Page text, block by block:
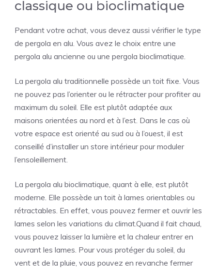
classique ou bioclimatique
Pendant votre achat, vous devez aussi vérifier le type
de pergola en alu. Vous avez le choix entre une
pergola alu ancienne ou une pergola bioclimatique.
La pergola alu traditionnelle possède un toit fixe. Vous
ne pouvez pas l’orienter ou le rétracter pour profiter au
maximum du soleil. Elle est plutôt adaptée aux
maisons orientées au nord et à l’est. Dans le cas où
votre espace est orienté au sud ou à l’ouest, il est
conseillé d’installer un store intérieur pour moduler
l’ensoleillement.
La pergola alu bioclimatique, quant à elle, est plutôt
moderne. Elle possède un toit à lames orientables ou
rétractables. En effet, vous pouvez fermer et ouvrir les
lames selon les variations du climat.Quand il fait chaud,
vous pouvez laisser la lumière et la chaleur entrer en
ouvrant les lames. Pour vous protéger du soleil, du
vent et de la pluie, vous pouvez en revanche fermer